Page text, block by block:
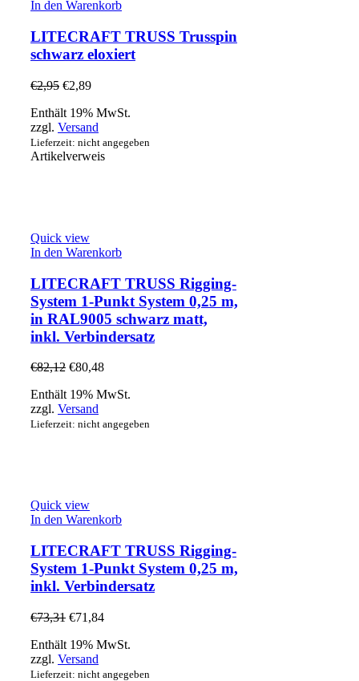
In den Warenkorb
LITECRAFT TRUSS Trusspin
schwarz eloxiert
€2,95 €2,89
Enthält 19% MwSt.
zzgl. Versand
Lieferzeit: nicht angegeben
Artikelverweis
Quick view
In den Warenkorb
LITECRAFT TRUSS Rigging-
System 1-Punkt System 0,25 m,
in RAL9005 schwarz matt,
inkl. Verbindersatz
€82,12 €80,48
Enthält 19% MwSt.
zzgl. Versand
Lieferzeit: nicht angegeben
Quick view
In den Warenkorb
LITECRAFT TRUSS Rigging-
System 1-Punkt System 0,25 m,
inkl. Verbindersatz
€73,31 €71,84
Enthält 19% MwSt.
zzgl. Versand
Lieferzeit: nicht angegeben